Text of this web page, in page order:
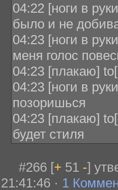
04:22 [ноги в
было и не
04:23 [ноги в
меня голос
04:23 [плакаю]
04:23 [ноги в
позоришься
04:23 [плакаю]
будет стиля
#266 [+ 51 -]
21:41:46 · 1